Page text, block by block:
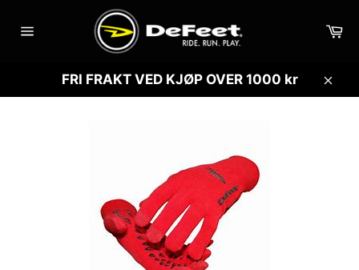
videre
Sidenavigasjon
FRI FRAKT VED KJØP OVER 1000 kr
Lukk